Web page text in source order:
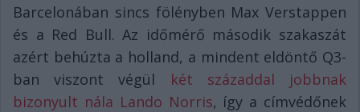
Barcelonában sincs fölényben Max Verstappen
és a Red Bull. Az időmérő második szakaszát
azért behúzta a holland, a mindent eldöntő Q3-
ban viszont végül két századdal jobbnak
bizonyult nála Lando Norris, így a címvédőnek